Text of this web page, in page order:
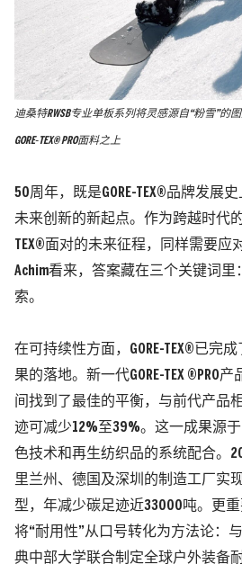
迪桑特RWSB专业单板系列将灵感源自“粉雪”的
GORE‑TEX® PRO面料之上
50周年，既是GORE-TEX®品牌发展
未来创新的新起点。作为跨越时代的
TEX®面对的未来征程，同样需要应
Achim看来，答案藏在三个关键词里
索。
在可持续性方面，GORE-TEX®已完
果的落地。新一代GORE-TEX ®PRO
间找到了最佳的平衡，与前代产品
迹可减少12%至39%。这一成果源
色技术和再生纺织品的系统配合。
里兰州、德国及深圳的制造工厂实
型，年减少碳足迹近33000吨。更重
将“耐用性”从口号转化为方法论：
典中部大学联合制定全球户外装备